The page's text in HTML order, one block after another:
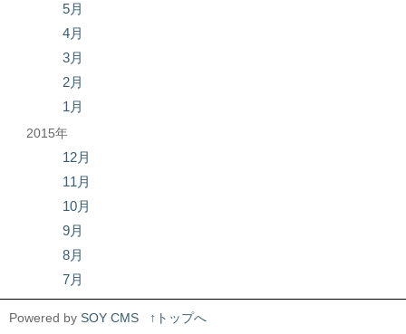
5月
4月
3月
2月
1月
2015年
12月
11月
10月
9月
8月
7月
Powered by SOY CMS ↑トップへ